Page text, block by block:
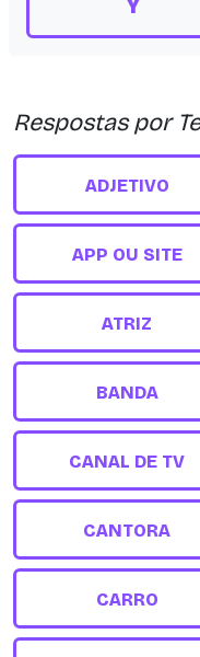
Respostas por
ADJETIVO
APP OU SITE
ATRIZ
BANDA
CANAL DE TV
CANTORA
CARRO